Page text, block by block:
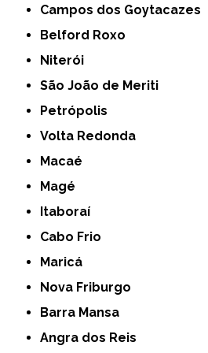
Campos dos Goytacazes
Belford Roxo
Niterói
São João de Meriti
Petrópolis
Volta Redonda
Macaé
Magé
Itaboraí
Cabo Frio
Maricá
Nova Friburgo
Barra Mansa
Angra dos Reis